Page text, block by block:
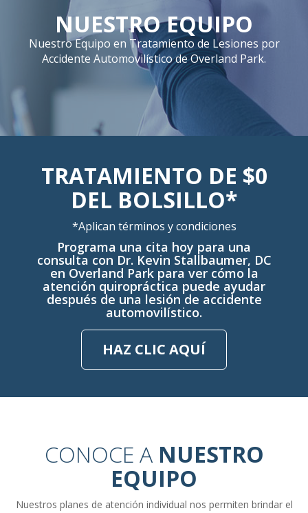
NUESTRO EQUIPO
Nuestro Equipo en Tratamiento de Lesiones por
Accidente Automovilístico de Overland Park.
TRATAMIENTO DE $0
DEL BOLSILLO*
*Aplican términos y condiciones
Programa una cita hoy para una
consulta con Dr. Kevin Stallbaumer, DC
en Overland Park para ver cómo la
atención quiropráctica puede ayudar
después de una lesión de accidente
automovilístico.
HAZ CLIC AQUÍ
CONOCE A NUESTRO
EQUIPO
Nuestros planes de atención individual nos permiten brindar el